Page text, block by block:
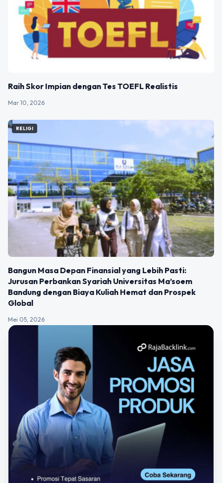
Raih Skor Impian dengan Tes TOEFL Realistis
Mar 10, 2026
RELIGI
Bangun Masa Depan Finansial yang Lebih Pasti:
Jurusan Perbankan Syariah Universitas Ma’soem
Bandung dengan Biaya Kuliah Hemat dan Prospek
Global
Mei 05, 2026